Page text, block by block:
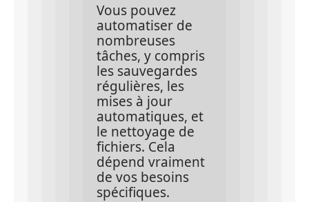
Vous pouvez
automatiser de
nombreuses
tâches, y compris
les sauvegardes
régulières, les
mises à jour
automatiques, et
le nettoyage de
fichiers. Cela
dépend vraiment
de vos besoins
spécifiques.